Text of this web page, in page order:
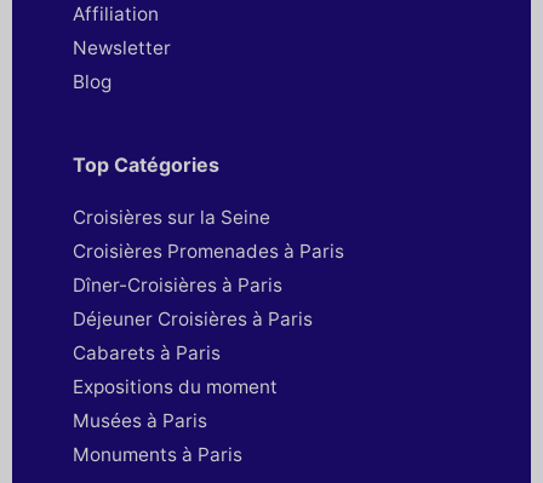
Affiliation
Newsletter
Blog
Top Catégories
Croisières sur la Seine
Croisières Promenades à Paris
Dîner-Croisières à Paris
Déjeuner Croisières à Paris
Cabarets à Paris
Expositions du moment
Musées à Paris
Monuments à Paris